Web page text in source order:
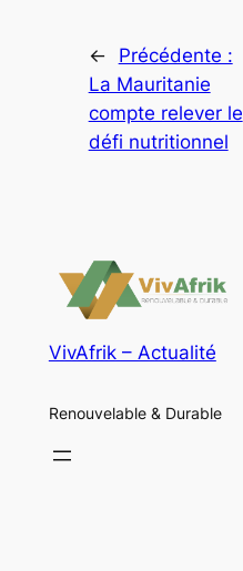
←
Précédente :
La Mauritanie
compte relever le
défi nutritionnel
VivAfrik – Actualité
Renouvelable & Durable